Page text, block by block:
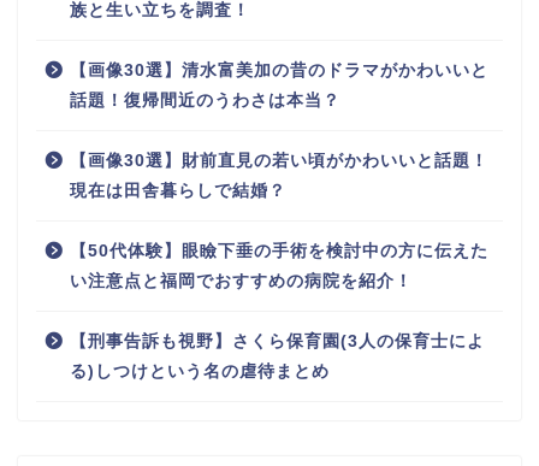
族と生い立ちを調査！
【画像30選】清水富美加の昔のドラマがかわいいと
話題！復帰間近のうわさは本当？
【画像30選】財前直見の若い頃がかわいいと話題！
現在は田舎暮らしで結婚？
【50代体験】眼瞼下垂の手術を検討中の方に伝えた
い注意点と福岡でおすすめの病院を紹介！
【刑事告訴も視野】さくら保育園(3人の保育士によ
る)しつけという名の虐待まとめ